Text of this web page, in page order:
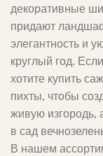
декоративные
придают
элегантность и
круглый год.
хотите купить
пихты, чтобы
живую изгородь,
в сад
В нашем